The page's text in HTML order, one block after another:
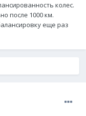
колес.
после 1000 км.
еще раз